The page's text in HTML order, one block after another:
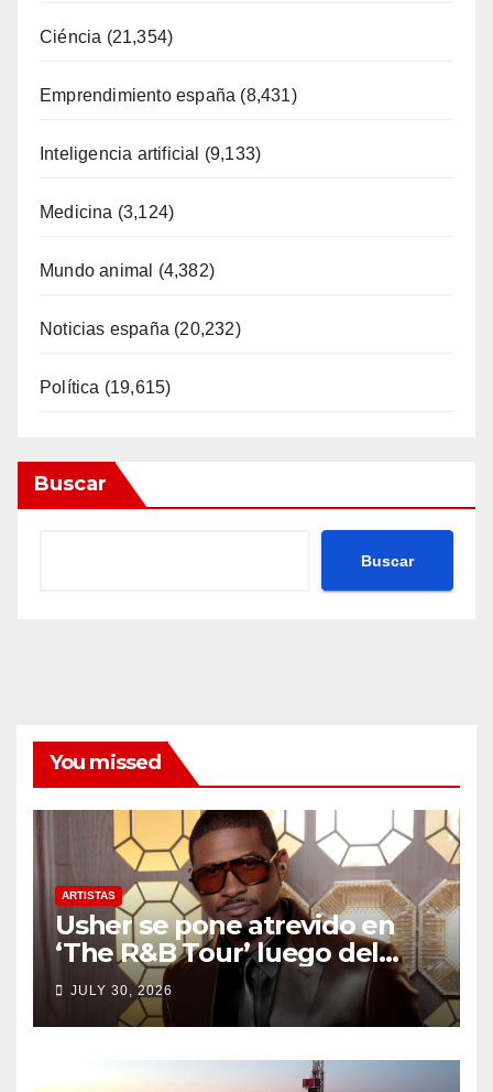
Ciéncia (21,354)
Emprendimiento españa (8,431)
Inteligencia artificial (9,133)
Medicina (3,124)
Mundo animal (4,382)
Noticias españa (20,232)
Política (19,615)
Buscar
Buscar
You missed
ARTISTAS
Usher se pone atrevido en
‘The R&B Tour’ luego del
drama de un fan
JULY 30, 2026